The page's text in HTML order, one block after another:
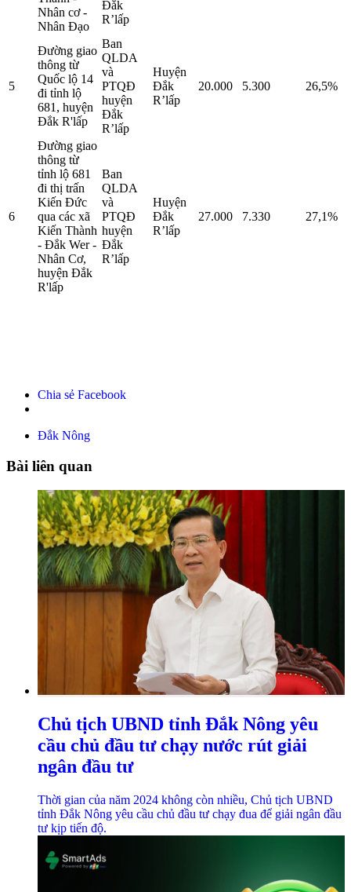
Nhân cơ -
Nhân Đạo
Đắk
R’lấp
5
Đường giao
thông từ
Quốc lộ 14
đi tỉnh lộ
681, huyện
Đắk R'lấp
Ban
QLDA
và
PTQĐ
huyện
Đắk
R’lấp
Huyện
Đắk
R’lấp
20.000 5.300 26,5%
6
Đường giao
thông từ
tỉnh lộ 681
đi thị trấn
Kiến Đức
qua các xã
Kiến Thành
- Đắk Wer -
Nhân Cơ,
huyện Đắk
R'lấp
Ban
QLDA
và
PTQĐ
huyện
Đắk
R’lấp
Huyện
Đắk
R’lấp
27.000 7.330 27,1%
Chia sẻ Facebook
Đắk Nông
Bài liên quan
Chủ tịch UBND tỉnh Đắk Nông yêu
cầu chủ đầu tư chạy nước rút giải
ngân đầu tư
Thời gian của năm 2024 không còn nhiều, Chủ tịch UBND
tỉnh Đắk Nông yêu cầu chủ đầu tư chạy đua để giải ngân đầu
tư kịp tiến độ.